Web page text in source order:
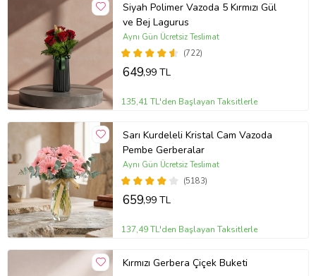
Siyah Polimer Vazoda 5 Kırmızı Gül
ve Bej Lagurus
(722)
Aynı Gün Ücretsiz Teslimat
649,99 TL
135,41 TL'den Başlayan Taksitlerle
Sarı Kurdeleli Kristal Cam Vazoda
Pembe Gerberalar
(5183)
Aynı Gün Ücretsiz Teslimat
659,99 TL
137,49 TL'den Başlayan Taksitlerle
Kırmızı Gerbera Çiçek Buketi